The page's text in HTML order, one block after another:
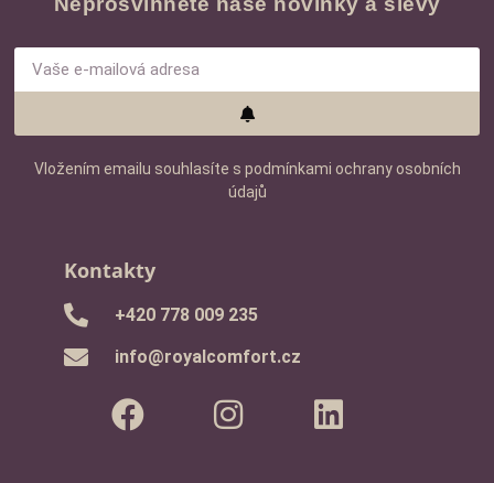
Vložením emailu souhlasíte s podmínkami ochrany osobních
údajů
Kontakty
‭+420 778 009 235‬
info@royalcomfort.cz